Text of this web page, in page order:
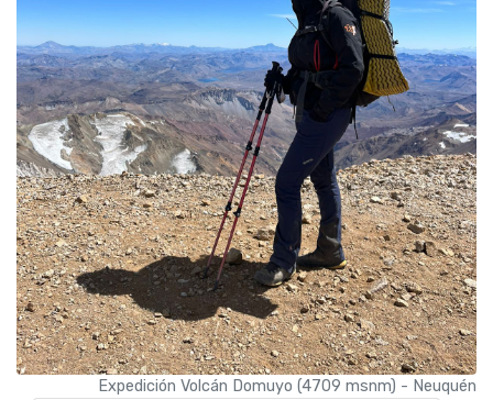
Expedición Volcán Domuyo (4709 msnm) - Neuquén